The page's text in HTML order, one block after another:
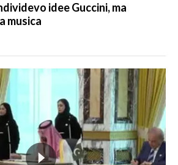
idee Guccini, ma
musica